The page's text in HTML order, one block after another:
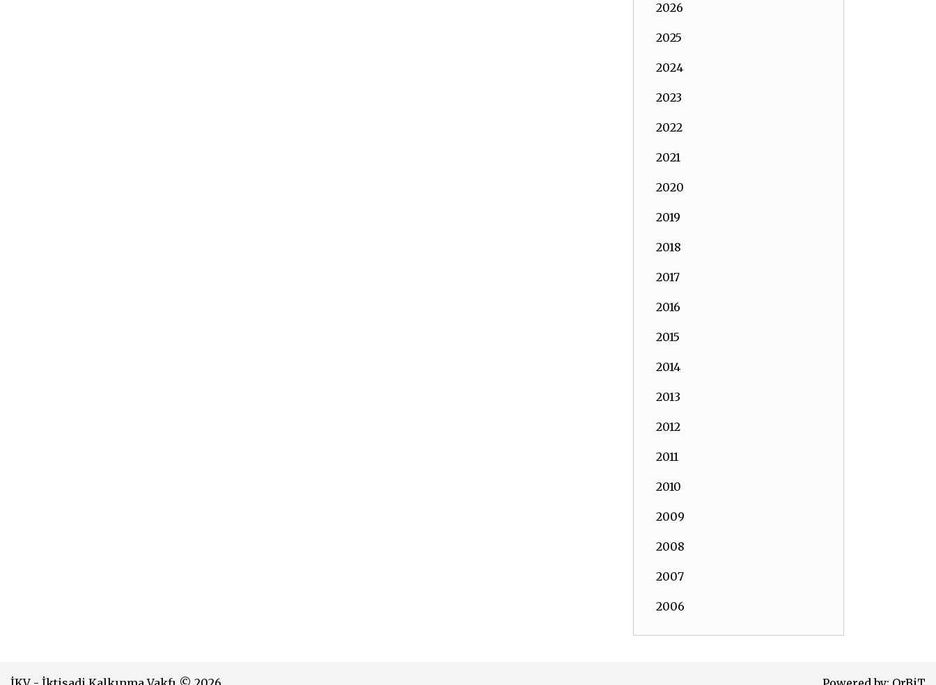
2026
2025
2024
2023
2022
2021
2020
2019
2018
2017
2016
2015
2014
2013
2012
2011
2010
2009
2008
2007
2006